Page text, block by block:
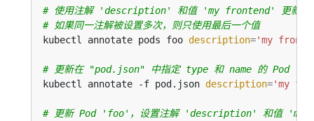
# 使用注解 'description' 和值 'my frontend' 更新
# 如果同一注解被设置多次，则只使用最后一个值
kubectl annotate pods foo description='my
# 更新在 "pod.json" 中指定 type 和 name 的 Pod
kubectl annotate -f pod.json description='my
# 更新 Pod 'foo'，设置注解 'description' 和值 'my